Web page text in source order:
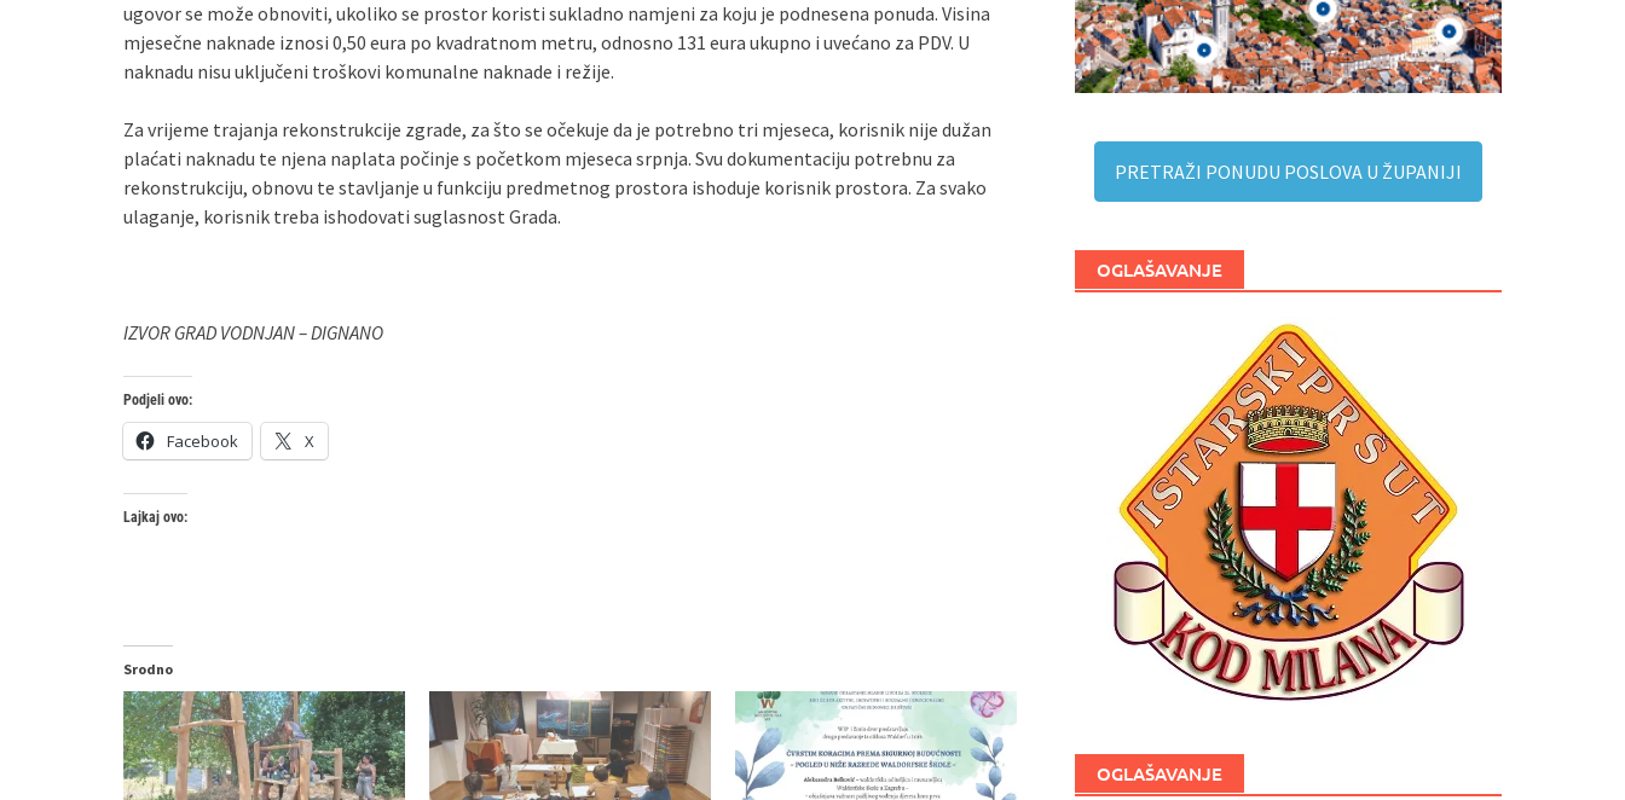
ugovor se može obnoviti, ukoliko se prostor koristi sukladno namjeni za koju je podnesena ponuda. Visina
mjesečne naknade iznosi 0,50 eura po kvadratnom metru, odnosno 131 eura ukupno i uvećano za PDV. U
naknadu nisu uključeni troškovi komunalne naknade i režije.
Za vrijeme trajanja rekonstrukcije zgrade, za što se očekuje da je potrebno tri mjeseca, korisnik nije dužan
plaćati naknadu te njena naplata počinje s početkom mjeseca srpnja. Svu dokumentaciju potrebnu za
rekonstrukciju, obnovu te stavljanje u funkciju predmetnog prostora ishoduje korisnik prostora. Za svako
ulaganje, korisnik treba ishodovati suglasnost Grada.
IZVOR GRAD VODNJAN – DIGNANO
Podjeli ovo:
Facebook X
Lajkaj ovo:
Srodno
PRETRAŽI PONUDU POSLOVA U ŽUPANIJI
OGLAŠAVANJE
OGLAŠAVANJE